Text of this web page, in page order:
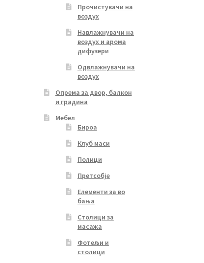
Прочистувачи на
воздух
Навлажнувачи на
воздух и арома
дифузери
Одвлажнувачи на
воздух
Опрема за двор, балкон
и градина
Мебел
Бироа
Клуб маси
Полици
Претсобје
Елементи за во
бања
Столици за
масажа
Фотељи и
столици